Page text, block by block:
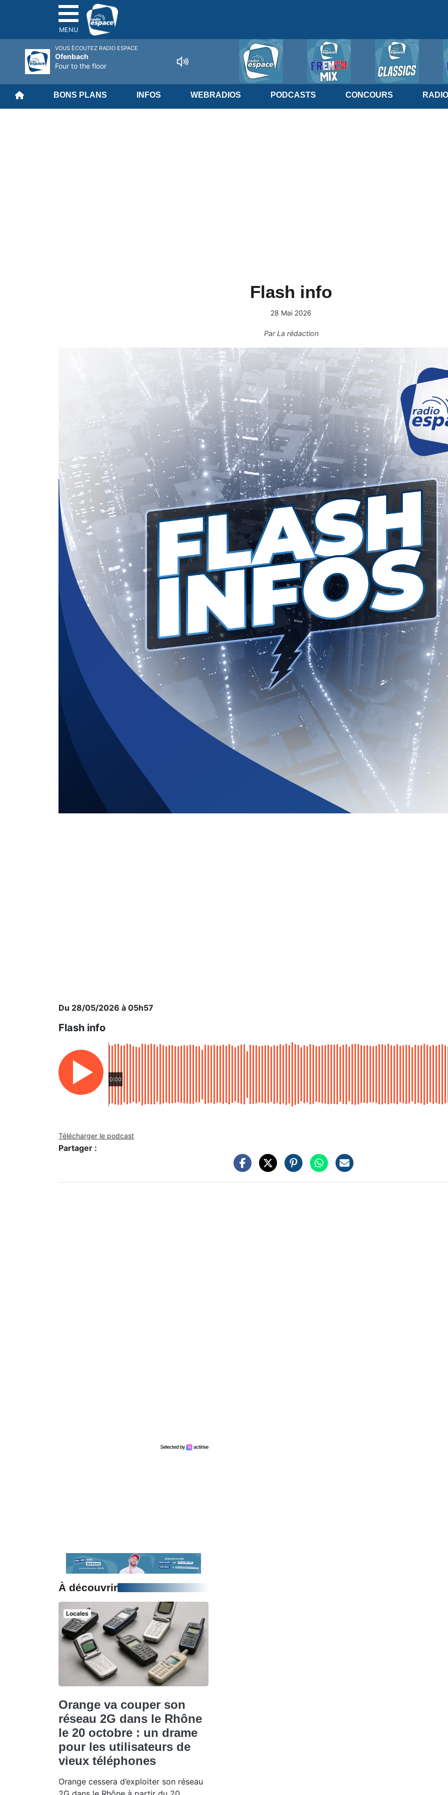
MENU
BONS PLANS INFOS WEBRADIOS PODCASTS CONCOURS RADIO
Flash info
28 Mai 2026
ParLa rédaction
Du 28/05/2026 à 05h57
Flash info
0:00
Télécharger le podcast
Partager :
À découvrir
Locales
Orange va couper son
réseau 2G dans le Rhône
le 20 octobre : un drame
pour les utilisateurs de
vieux téléphones
Orange cessera d’exploiter son réseau
VOUS ÉCOUTEZ RADIO ESPACE
Ofenbach
Four to the floor